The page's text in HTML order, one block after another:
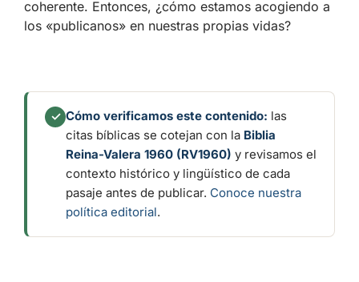
coherente. Entonces, ¿cómo estamos acogiendo a
los «publicanos» en nuestras propias vidas?
✓ Cómo verificamos este contenido: las
citas bíblicas se cotejan con la Biblia
Reina-Valera 1960 (RV1960) y revisamos el
contexto histórico y lingüístico de cada
pasaje antes de publicar. Conoce nuestra
política editorial.